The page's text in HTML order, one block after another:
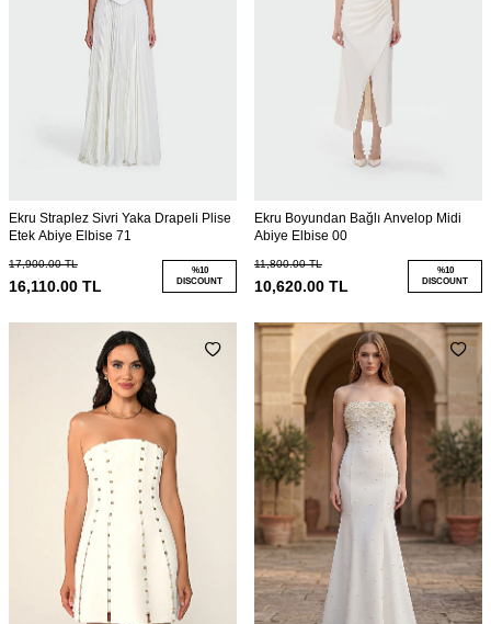
Ekru Straplez Sivri Yaka Drapeli Plise
Etek Abiye Elbise 71
17,900.00TL
16,110.00 TL
%10
DISCOUNT
Ekru Boyundan Bağlı Anvelop Midi
Abiye Elbise 00
11,800.00TL
10,620.00 TL
%10
DISCOUNT